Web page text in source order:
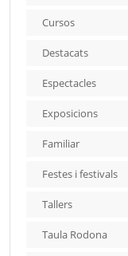
Cursos
Destacats
Espectacles
Exposicions
Familiar
Festes i festivals
Tallers
Taula Rodona